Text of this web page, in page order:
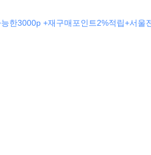
한3000p +재구매포인트2%적립+서울